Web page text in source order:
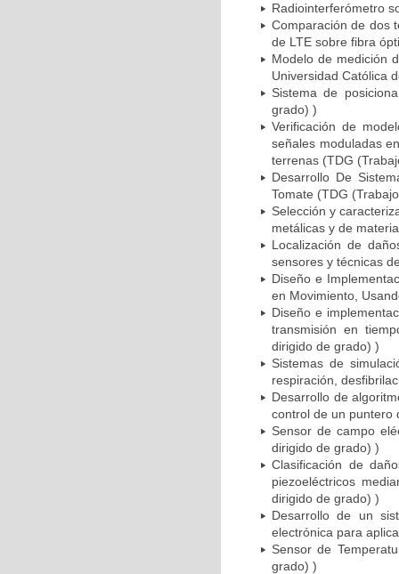
Radiointerferómetro
Comparación de dos
de LTE sobre fibra
Modelo de medición
Universidad Católica
Sistema de
grado) )
Verificación de
señales moduladas
terrenas (TDG
Desarrollo De
Tomate (TDG
Selección y
metálicas y de
Localización de
sensores y técnicas
Diseño e
en Movimiento,
Diseño e
transmisión en
dirigido de grado) )
Sistemas de
respiración,
Desarrollo de
control de un puntero
Sensor de campo
dirigido de grado) )
Clasificación de
piezoeléctricos
dirigido de grado) )
Desarrollo de un
electrónica para
Sensor de
grado) )